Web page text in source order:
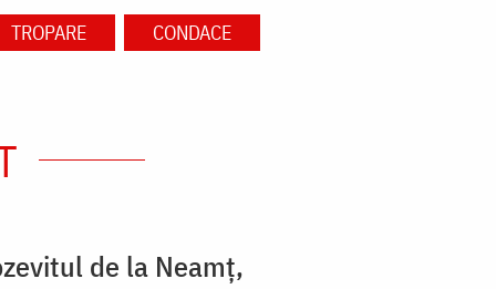
TROPARE CONDACE
de la Neamț,